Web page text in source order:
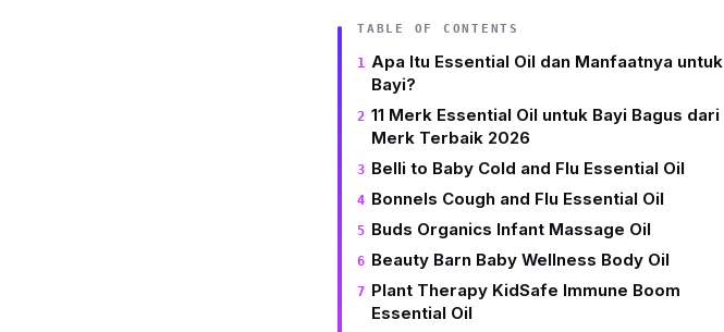
TABLE OF CONTENTS
Apa Itu Essential Oil dan Manfaatnya untuk
Bayi?
11 Merk Essential Oil untuk Bayi Bagus dari
Merk Terbaik 2026
Belli to Baby Cold and Flu Essential Oil
Bonnels Cough and Flu Essential Oil
Buds Organics Infant Massage Oil
Beauty Barn Baby Wellness Body Oil
Plant Therapy KidSafe Immune Boom
Essential Oil